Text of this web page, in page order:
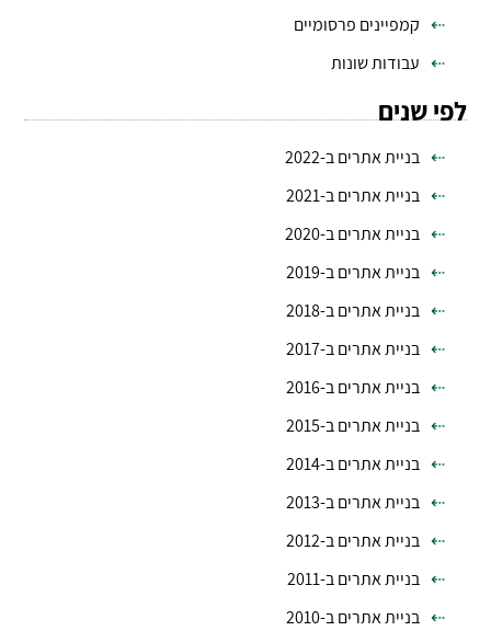
קמפיינים פרסומיים
עבודות שונות
לפי שנים
בניית אתרים ב-2022
בניית אתרים ב-2021
בניית אתרים ב-2020
בניית אתרים ב-2019
בניית אתרים ב-2018
בניית אתרים ב-2017
בניית אתרים ב-2016
בניית אתרים ב-2015
בניית אתרים ב-2014
בניית אתרים ב-2013
בניית אתרים ב-2012
בניית אתרים ב-2011
בניית אתרים ב-2010